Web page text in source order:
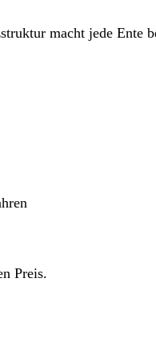
macht jede Ente
Preis.